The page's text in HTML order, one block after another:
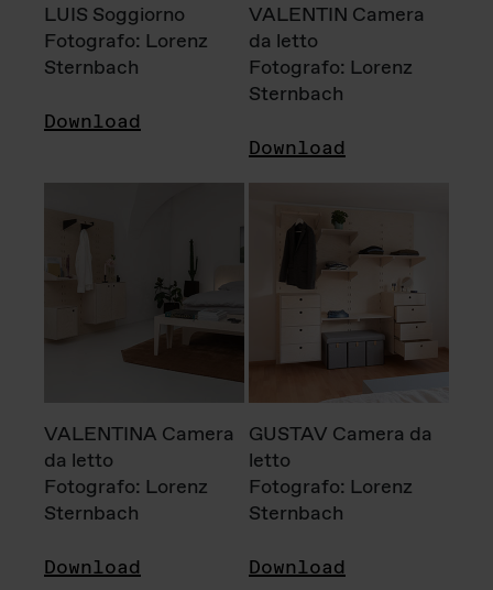
LUIS Soggiorno
Fotografo: Lorenz
Sternbach
Download
VALENTIN Camera
da letto
Fotografo: Lorenz
Sternbach
Download
VALENTINA Camera
da letto
Fotografo: Lorenz
Sternbach
Download
GUSTAV Camera da
letto
Fotografo: Lorenz
Sternbach
Download